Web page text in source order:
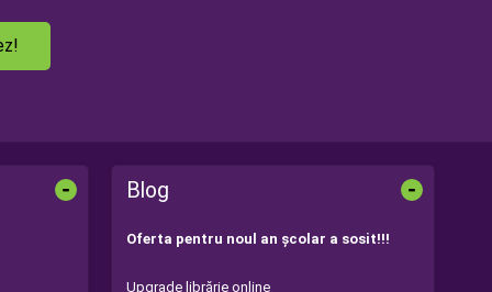
- Blog -
Oferta pentru noul an şcolar a sosit!!!
Upgrade librărie online